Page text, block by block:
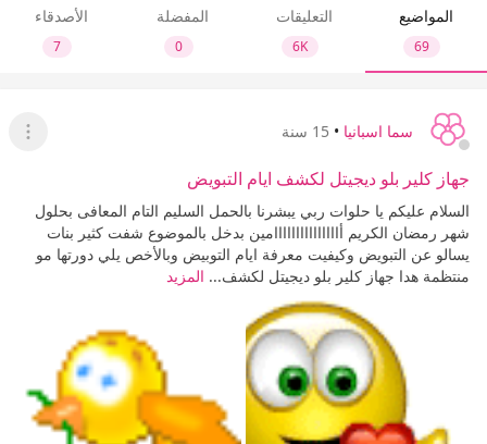
المواضيع
69
التعليقات
6K
المفضلة
0
الأصدقاء
7
سما اسبانيا • 15 سنة
عرض
جهاز كلير بلو ديجيتل لكشف ايام التبويض
السلام عليكم يا حلوات ربي يبشرنا بالحمل السليم التام المعافى بحلول
شهر رمضان الكريم أااااااااااااااامين بدخل بالموضوع شفت كثير بنات
يسالو عن التبويض وكيفيت معرفة ايام التوبيض وبالأخص يلي دورتها مو
منتظمة هدا جهاز كلير بلو ديجيتل لكشف... المزيد